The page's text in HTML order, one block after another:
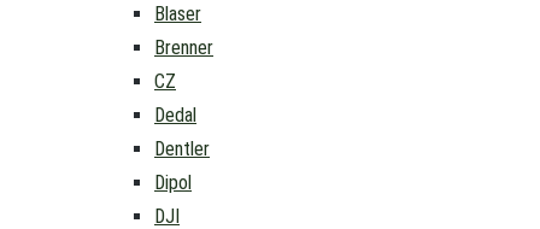
Blaser
Brenner
CZ
Dedal
Dentler
Dipol
DJI